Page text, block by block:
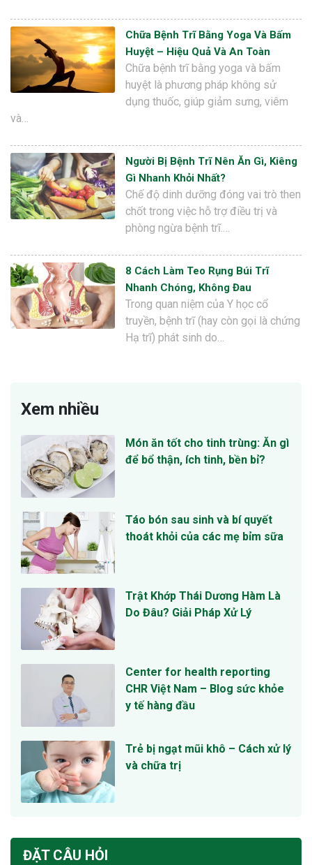
Chữa Bệnh Trĩ Bằng Yoga Và Bấm
Huyệt – Hiệu Quả Và An Toàn
Chữa bệnh trĩ bằng yoga và bấm
huyệt là phương pháp không sử
dụng thuốc, giúp giảm sưng, viêm
và…
Người Bị Bệnh Trĩ Nên Ăn Gì, Kiêng
Gì Nhanh Khỏi Nhất?
Chế độ dinh dưỡng đóng vai trò then
chốt trong việc hỗ trợ điều trị và
phòng ngừa bệnh trĩ.…
8 Cách Làm Teo Rụng Búi Trĩ
Nhanh Chóng, Không Đau
Trong quan niệm của Y học cổ
truyền, bệnh trĩ (hay còn gọi là chứng
Hạ trĩ) phát sinh do…
Xem nhiều
Món ăn tốt cho tinh trùng: Ăn gì
để bổ thận, ích tinh, bền bỉ?
Táo bón sau sinh và bí quyết
thoát khỏi của các mẹ bỉm sữa
Trật Khớp Thái Dương Hàm Là
Do Đâu? Giải Pháp Xử Lý
Center for health reporting
CHR Việt Nam – Blog sức khỏe
y tế hàng đầu
Trẻ bị ngạt mũi khô – Cách xử lý
và chữa trị
ĐẶT CÂU HỎI